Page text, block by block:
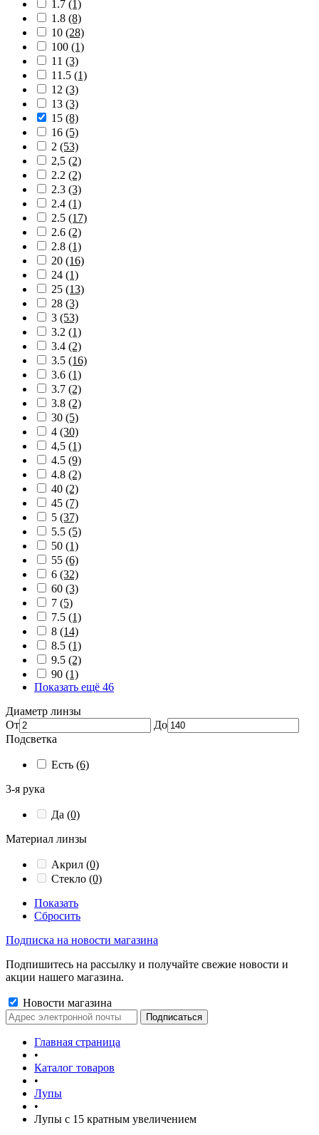
1.7 (1)
1.8 (8)
10 (28)
100 (1)
11 (3)
11.5 (1)
12 (3)
13 (3)
15 (8)
16 (5)
2 (53)
2,5 (2)
2.2 (2)
2.3 (3)
2.4 (1)
2.5 (17)
2.6 (2)
2.8 (1)
20 (16)
24 (1)
25 (13)
28 (3)
3 (53)
3.2 (1)
3.4 (2)
3.5 (16)
3.6 (1)
3.7 (2)
3.8 (2)
30 (5)
4 (30)
4,5 (1)
4.5 (9)
4.8 (2)
40 (2)
45 (7)
5 (37)
5.5 (5)
50 (1)
55 (6)
6 (32)
60 (3)
7 (5)
7.5 (1)
8 (14)
8.5 (1)
9.5 (2)
90 (1)
Показать ещё 46
Диаметр линзы
От
До
Подсветка
Есть (6)
3-я рука
Да (0)
Материал линзы
Акрил (0)
Стекло (0)
Показать
Сбросить
Подписка на новости магазина
Подпишитесь на рассылку и получайте свежие новости и
акции нашего магазина.
Новости магазина
Главная страница
•
Каталог товаров
•
Лупы
•
Лупы с 15 кратным увеличением